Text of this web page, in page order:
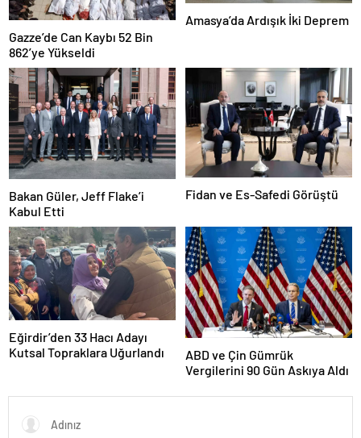
Gazze’de Can Kaybı 52 Bin
862’ye Yükseldi
Amasya’da Ardışık İki Deprem
Bakan Güler, Jeff Flake’i
Kabul Etti
Fidan ve Es-Safedi Görüştü
Eğirdir’den 33 Hacı Adayı
Kutsal Topraklara Uğurlandı
ABD ve Çin Gümrük
Vergilerini 90 Gün Askıya Aldı